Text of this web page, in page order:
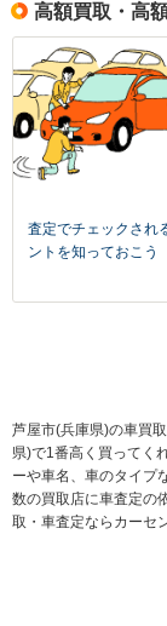
高額買取・高
査定でチェックされ
ントを知っておこう
芦屋市(兵庫県)の車買
県)で1番高く買ってく
ーや車名、車のタイプ
数の買取店に車査定の
取・車査定ならカーセ